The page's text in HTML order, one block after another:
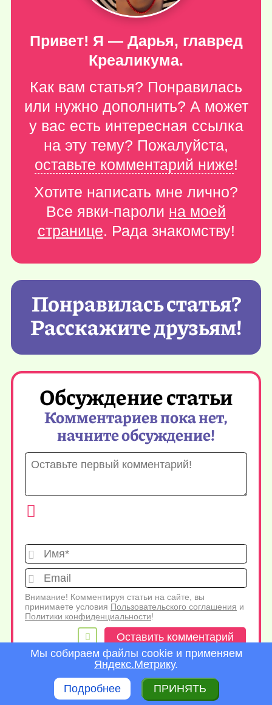
Привет! Я — Дарья, главред
Креаликума.
Как вам статья? Понравилась
или нужно дополнить? А может
у вас есть интересная ссылка
на эту тему? Пожалуйста,
оставьте комментарий ниже!
Хотите написать мне лично?
Все явки-пароли на моей
странице. Рада знакомству!
Понравилась статья?
Расскажите друзьям!
Обсуждение статьи
Комментариев пока нет,
начните обсуждение!
Имя*
Внимание! Комментируя статьи на сайте, вы
принимаете условия Пользовательского соглашения и
Политики конфиденциальности!
Мы собираем файлы cookie и применяем
Яндекс.Метрику.
Подробнее
ПРИНЯТЬ